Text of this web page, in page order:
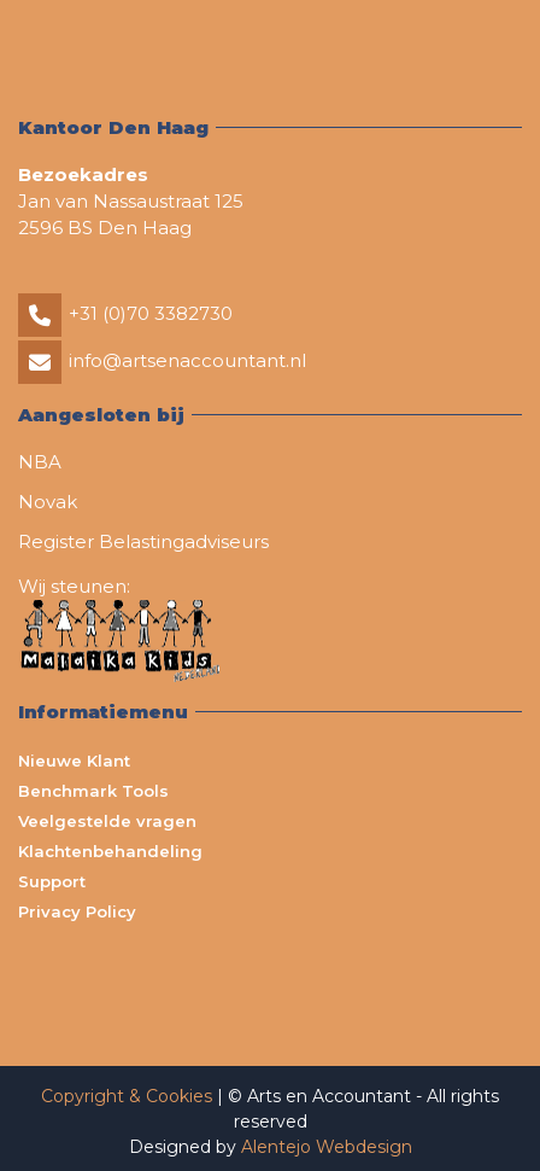
Kantoor Den Haag
Bezoekadres
Jan van Nassaustraat 125
2596 BS Den Haag
+31 (0)70 3382730
info@artsenaccountant.nl
Aangesloten bij
NBA
Novak
Register Belastingadviseurs
Wij steunen:
Informatiemenu
Nieuwe Klant
Benchmark Tools
Veelgestelde vragen
Klachtenbehandeling
Support
Privacy Policy
Copyright & Cookies | © Arts en Accountant - All rights
reserved
Designed by Alentejo Webdesign